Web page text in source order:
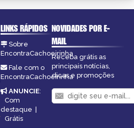
LINKS RÁPIDOS
Sobre
EncontraCachoeirinha
Fale com o
EncontraCachoeirinha
ANUNCIE:
Com
destaque |
Grátis
NOVIDADES POR E-
MAIL
Receba grátis as
principais notícias,
dicas e promoções